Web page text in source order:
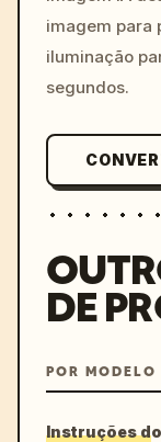
imagem para
iluminação
segundos.
DE
POR MODELO
Instruções do